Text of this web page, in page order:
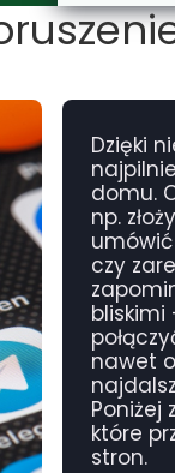
Dzięki
domu.
np.
czy
bliskimi
nawet
Poniżej
które
stron.